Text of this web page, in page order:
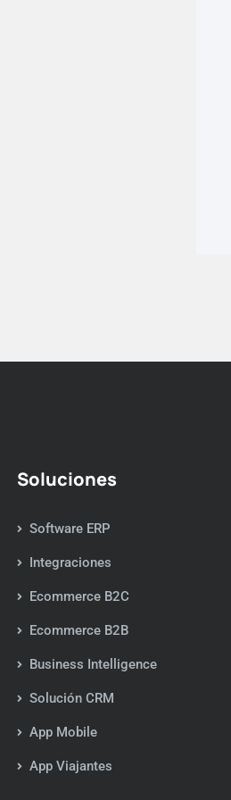
Soluciones
Software ERP
Integraciones
Ecommerce B2C
Ecommerce B2B
Business Intelligence
Solución CRM
App Mobile
App Viajantes